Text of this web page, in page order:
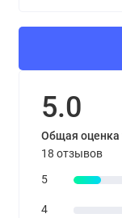
5.0
Общая оценка
18 отзывов
5
4